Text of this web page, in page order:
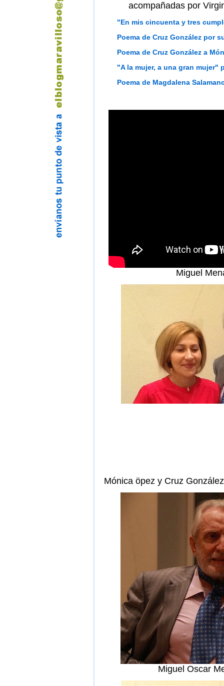
acompañadas por
"En mis cincuenta y tres
Poema de Cruz González por
Poema de Cruz González a
"A la mujer, a una gran mujer"
Poema de Magdalena
Miguel
Mónica öpez y Cruz
Miguel Oscar